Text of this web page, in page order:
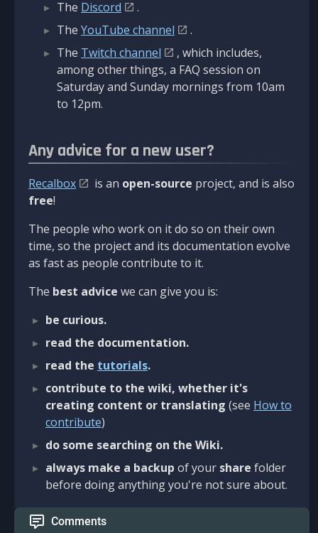
The Discord
.
The YouTube channel
.
The Twitch channel
, which includes,
among other things, a FAQ session on
Saturday and Sunday mornings from 10am
to 12pm.
Any advice for a new user?
Recalbox is an open-source project, and is also
free!
The people who work on it do so on their own
time, so the project and its documentation evolve
as fast as people contribute to it.
The best advice we can give you is:
be curious.
read the documentation.
read the tutorials.
contribute to the wiki, whether it's
creating content or translating (see How to
contribute)
do some searching on the Wiki.
always make a backup of your share folder
before doing anything you're not sure about.
Comments